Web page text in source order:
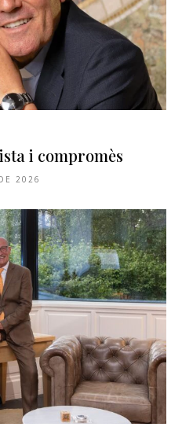
i compromès
2026